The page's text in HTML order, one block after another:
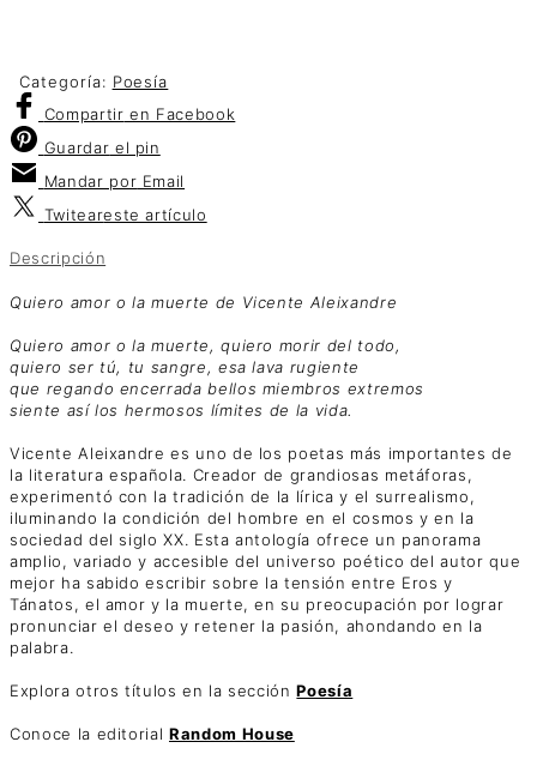
Categoría: Poesía
Compartir en Facebook
Guardar el pin
Mandar por Email
Twiteareste artículo
Descripción
Quiero amor o la muerte de Vicente Aleixandre
Quiero amor o la muerte, quiero morir del todo,
quiero ser tú, tu sangre, esa lava rugiente
que regando encerrada bellos miembros extremos
siente así los hermosos límites de la vida.
Vicente Aleixandre es uno de los poetas más importantes de
la literatura española. Creador de grandiosas metáforas,
experimentó con la tradición de la lírica y el surrealismo,
iluminando la condición del hombre en el cosmos y en la
sociedad del siglo XX. Esta antología ofrece un panorama
amplio, variado y accesible del universo poético del autor que
mejor ha sabido escribir sobre la tensión entre Eros y
Tánatos, el amor y la muerte, en su preocupación por lograr
pronunciar el deseo y retener la pasión, ahondando en la
palabra.
Explora otros títulos en la secciónPoesía
Conoce la editorial Random House